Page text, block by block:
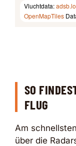
Vluchtdata:
OpenMapTiles
SO
FLUG
Am
über die